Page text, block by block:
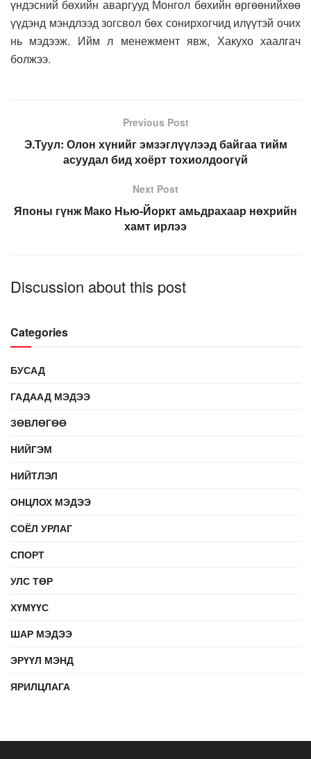
үндэсний бөхийн аваргууд Монгол бөхийн өргөөнийхөө
үүдэнд мэндлээд зогсвол бөх сонирхогчид илүүтэй очих
нь мэдээж. Ийм л менежмент явж, Хакухо хаалгач
болжээ.
Previous Post
Э.Туул: Олон хүнийг эмзэглүүлээд байгаа тийм
асуудал бид хоёрт тохиолдоогүй
Next Post
Японы гүнж Мако Нью-Йоркт амьдрахаар нөхрийн
хамт ирлээ
Discussion about this post
Categories
БУСАД
ГАДААД МЭДЭЭ
ЗӨВЛӨГӨӨ
НИЙГЭМ
НИЙТЛЭЛ
ОНЦЛОХ МЭДЭЭ
СОЁЛ УРЛАГ
СПОРТ
УЛС ТӨР
ХҮМҮҮС
ШАР МЭДЭЭ
ЭРҮҮЛ МЭНД
ЯРИЛЦЛАГА